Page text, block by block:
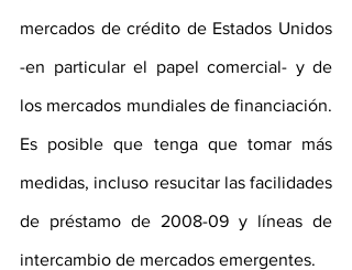
mercados de crédito de Estados Unidos
-en particular el papel comercial- y de
los mercados mundiales de financiación.
Es posible que tenga que tomar más
medidas, incluso resucitar las facilidades
de préstamo de 2008-09 y líneas de
intercambio de mercados emergentes.